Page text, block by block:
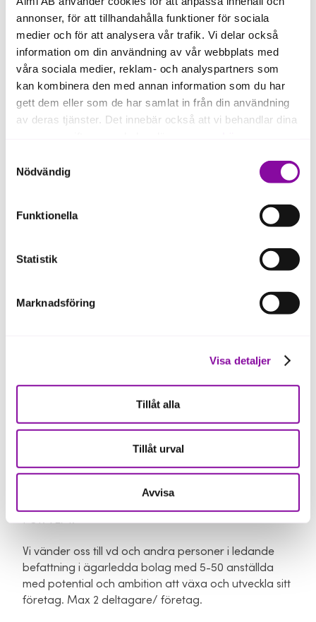
annonser, för att tillhandahålla funktioner för sociala
medier och för att analysera vår trafik. Vi delar också
information om din användning av vår webbplats med
våra sociala medier, reklam- och analyspartners som
kan kombinera den med annan information som du har
gett dem eller som de har samlat in från din användning
av deras tjänster. Det innebär också att vi behandlar dina
Om du klickar på avvisa kommer användning av kakor
eller delning av information enligt ovan, inte att ske,
förutom för kakor som är nödvändiga för att hemsidan
ska fungera se mer under inställningar.
Nödvändig
Funktionella
Statistik
Marknadsföring
Visa detaljer
Tillåt alla
Tillåt urval
Avvisa
4. Förändringsledarskap
Hur får du med medarbetarna på målen? Hur ställer
du om organisationen snabbt och effektivt i en
föränderlig omvärld?
5. Ledarskap och personlig utveckling
Ledarskapsteori, bland annat situations anpassat
6. Den egna planen
personliga utveckling inför gruppen.
UPPLÄGG
Totalt sex heldagar utspritt under 8-10 månader.
sista träffen kombineras med övernattning.
Gruppen består av 7-12 deltagare från olika icke
konkurrerande företag.
FÖR VEM?
Vi vänder oss till vd och andra personer i ledande
befattning i ägarledda bolag med 5-50 anställda
med potential och ambition att växa och utveckla sitt
företag. Max 2 deltagare/ företag.